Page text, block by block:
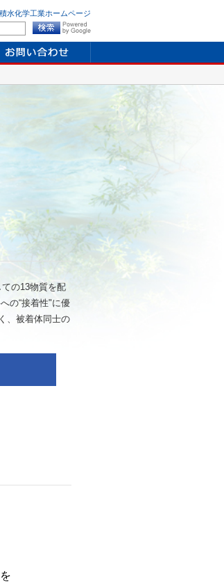
積水化学工業ホームページ
の13物質を配
の“接着性"に優
、被着体同士の